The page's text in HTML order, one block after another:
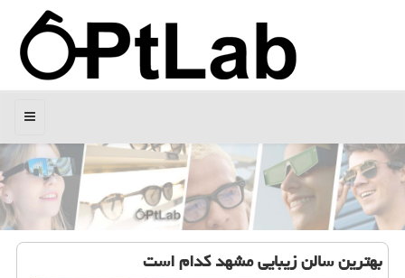
منو
بهترین سالن زیبایی مشهد كدام است